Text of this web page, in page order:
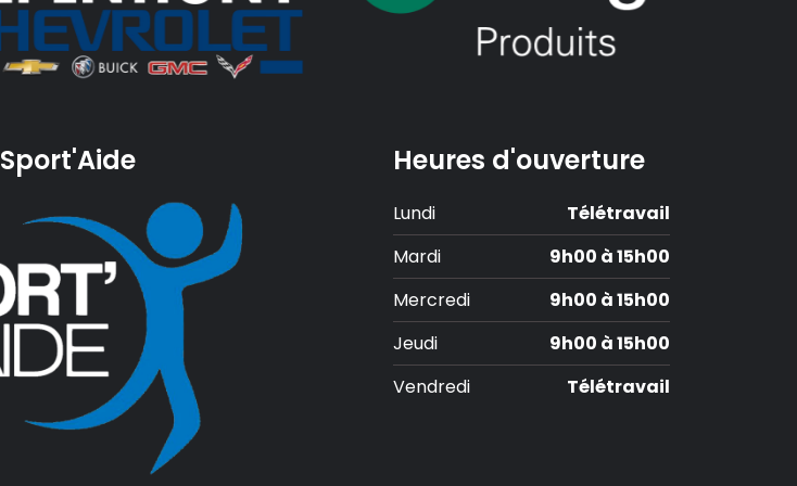
Sport'Aide Heures d'ouverture
Lundi
Télétravail
Mardi
9h00 à 15h00
Mercredi
9h00 à 15h00
Jeudi
9h00 à 15h00
Vendredi
Télétravail